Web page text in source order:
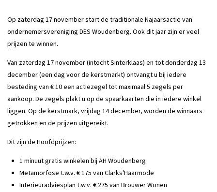
Op zaterdag 17 november start de traditionale Najaarsactie van
ondernemersvereniging DES Woudenberg. Ook dit jaar zijn er veel
prijzen te winnen.
Van zaterdag 17 november (intocht Sinterklaas) en tot donderdag 13
december (een dag voor de kerstmarkt) ontvangt u bij iedere
besteding van € 10 een actiezegel tot maximaal 5 zegels per
aankoop. De zegels plakt u op de spaarkaarten die in iedere winkel
liggen. Op de kerstmark, vrijdag 14 december, worden de winnaars
getrokken en de prijzen uitgereikt.
Dit zijn de Hoofdprijzen:
1 minuut gratis winkelen bij AH Woudenberg
Metamorfose t.w.v. € 175 van Clarks'Haarmode
Interieuradviesplan t.w.v. € 275 van Brouwer Wonen